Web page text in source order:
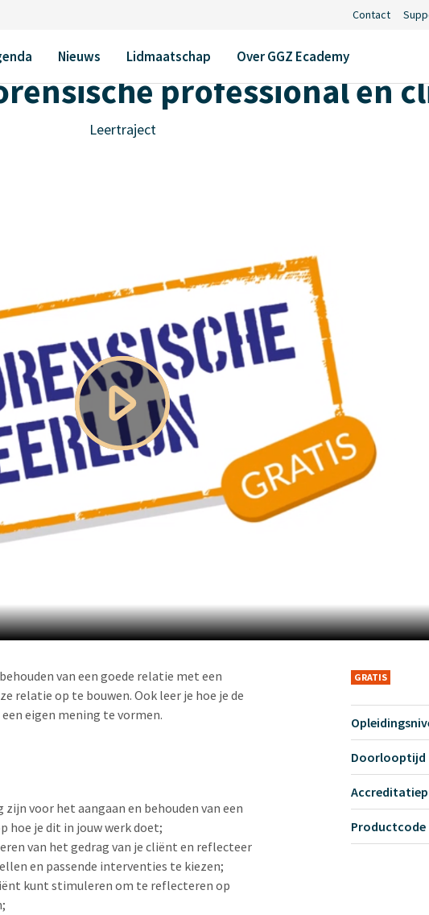
Contact
Nieuws Lidmaatschap Over GGZ Ecademy
professional en
Leertraject
van een goede relatie met een
relatie op te bouwen. Ook leer je hoe je de
eigen mening te vormen.
voor het aangaan en behouden van een
hoe je dit in jouw werk doet;
van het gedrag van je cliënt en reflecteer
en passende interventies te kiezen;
kunt stimuleren om te reflecteren op
GRATIS
Doorlooptijd
Productcode